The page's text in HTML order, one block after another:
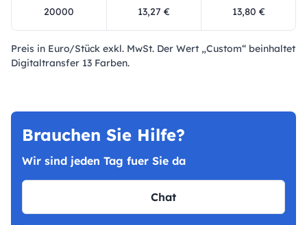
20000 13,27 € 13,80 €
Preis in Euro/Stück exkl. MwSt. Der Wert „Custom“ beinhaltet
Digitaltransfer 13 Farben.
Brauchen Sie Hilfe?
Wir sind jeden Tag fuer Sie da
Chat